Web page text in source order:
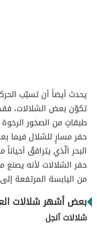
يحدث أيضاً أن تسبّب
تكوّن بعض الشلالات،
طبقاتٍ من الصخور
حفر مسارٍ للشلال فيما
البحر الّذي يترافقُ
حفر الشلالات لأنه يصنع
من اليابسة المرتفعة
بعض أشهر شلالات
شلالات آنجل